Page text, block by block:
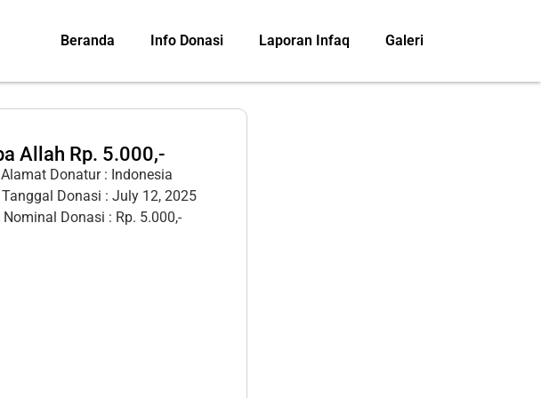
Beranda Info Donasi Laporan Infaq Galeri
Allah Rp. 5.000,-
Alamat Donatur : Indonesia
Tanggal Donasi : July 12, 2025
Nominal Donasi : Rp. 5.000,-